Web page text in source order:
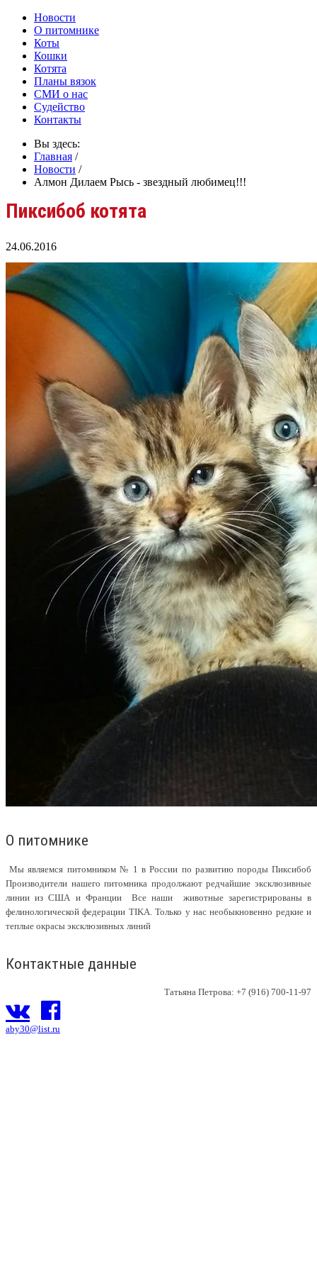
Новости
О питомнике
Коты
Кошки
Котята
Планы вязок
СМИ о нас
Судейство
Контакты
Вы здесь:
Главная /
Новости /
Алмон Дилаем Рысь - звездный любимец!!!
Пиксибоб котята
24.06.2016
О питомнике
Мы являемся питомником № 1 в России по развитию породы Пиксибоб
Производители нашего питомника продолжают редчайшие эксклюзивные
линии из США и Франции Все наши животные зарегистрированы в
фелинологической федерации TIKA. Только у нас необыкновенно редкие и
теплые окрасы эксклюзивных линий
Контактные данные
Татьяна Петрова: +7 (916) 700-11-97
aby30@list.ru